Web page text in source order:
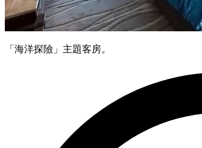
「海洋探險」主題客房。